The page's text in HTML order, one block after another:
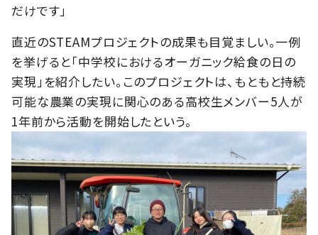
だけです」
直近のSTEAMプロジェクトの成果も目覚ましい。一例
を挙げると「中学校におけるオーガニック給食の日の
実現」を紹介したい。このプロジェクトは、もともと持続
可能な農業の実現に関心のある高校生メンバー5人が
1年前から活動を開始したという。